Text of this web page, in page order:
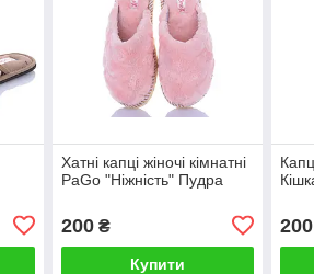
Хатні капці жіночі кімнатні
PaGo "Ніжність" Пудра
200₴
Купити
200